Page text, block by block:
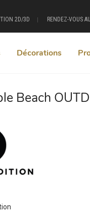
2D/3D RENDEZ-VOUS
Décorations
Beach